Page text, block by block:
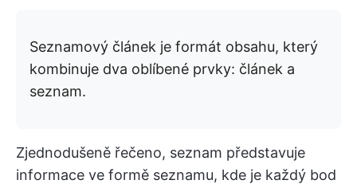
Seznamový článek je formát obsahu, který
kombinuje dva oblíbené prvky: článek a
seznam.
Zjednodušeně řečeno, seznam představuje
informace ve formě seznamu, kde je každý bod